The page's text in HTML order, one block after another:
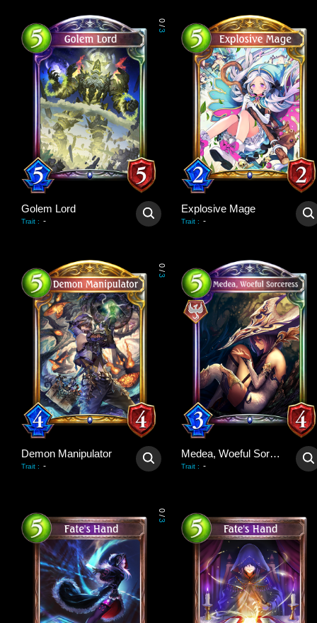
0
/
3
Golem Lord
Trait : -
Explosive Mage
Trait : -
0
/
3
Demon Manipulator
Trait : -
Medea, Woeful Sorceress
Trait : -
0
/
3